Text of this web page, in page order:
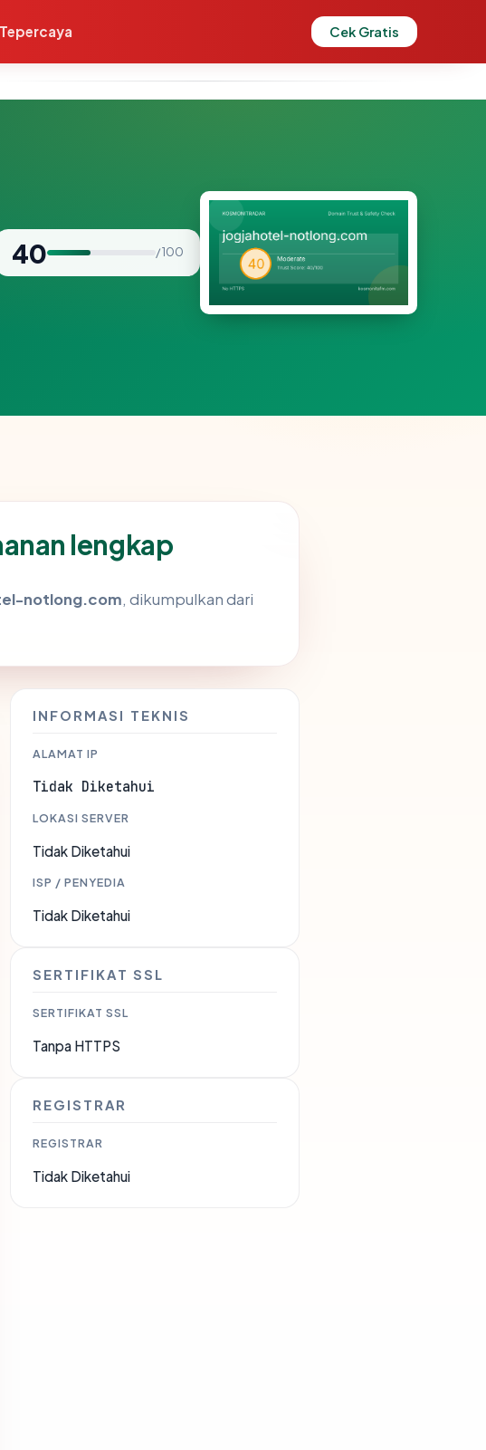
Tepercaya Cek Gratis
40 / 100
lengkap
notlong.com, dikumpulkan dari
INFORMASI TEKNIS
ALAMAT IP
Tidak Diketahui
LOKASI SERVER
Tidak Diketahui
ISP / PENYEDIA
Tidak Diketahui
SERTIFIKAT SSL
SERTIFIKAT SSL
Tanpa HTTPS
REGISTRAR
REGISTRAR
Tidak Diketahui